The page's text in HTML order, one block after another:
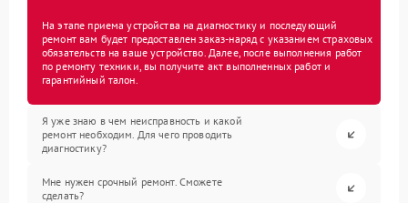
На этапе приема устройства на диагностику и последующий
ремонт вам будет предоставлен заказ-наряд с указанием страховых
обязательств на ваше устройство. Далее, после выполнения работ
по ремонту техники, вы получите акт выполненных работ и
гарантийный талон.
Я уже знаю в чем неисправность и какой
ремонт необходим. Для чего проводить
диагностику?
Мне нужен срочный ремонт. Сможете
сделать?